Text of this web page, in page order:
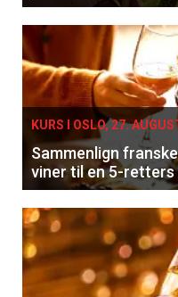
KURS I OSLO, 27.
Sammenlign
viner til en 5-retters